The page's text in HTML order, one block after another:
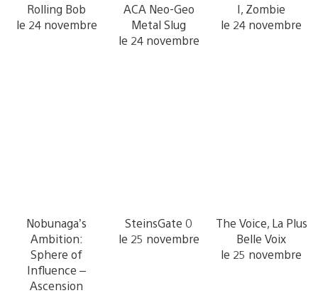
Rolling Bob
le 24 novembre
ACA Neo-Geo
Metal Slug
le 24 novembre
I, Zombie
le 24 novembre
Nobunaga’s
Ambition:
Sphere of
Influence –
Ascension
SteinsGate 0
le 25 novembre
The Voice, La Plus
Belle Voix
le 25 novembre